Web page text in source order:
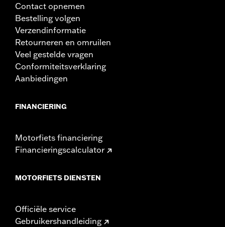
Contact opnemen
Bestelling volgen
Verzendinformatie
Retourneren en omruilen
Veel gestelde vragen
Conformiteitsverklaring
Aanbiedingen
FINANCIERING
Motorfiets financiering
Financieringscalculator
MOTORFIETS DIENSTEN
Officiële service
Gebruikershandleiding